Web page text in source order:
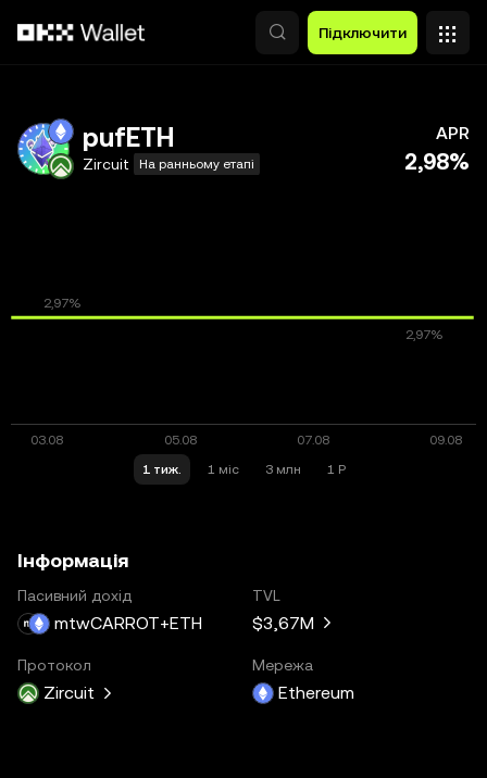
Підключити
pufETH
Zircuit На ранньому етапі
APR
2,98%
1 тиж. 1 міс 3 млн 1 Р
Інформація
Пасивний дохід
mtwCARROT+ETH
TVL
$3,67M
Протокол
Zircuit
Мережа
Ethereum